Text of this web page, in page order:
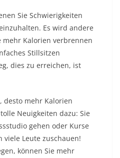
Sie Schwierigkeiten
Es wird andere
mehr Kalorien verbrennen
Stillsitzen
dies zu erreichen, ist
desto mehr Kalorien
Neuigkeiten dazu: Sie
gehen oder Kurse
viele Leute zuschauen!
können Sie mehr